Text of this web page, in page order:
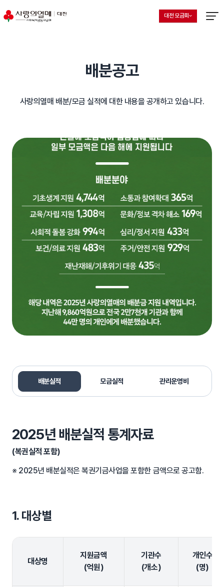
지회 선택 목록 열기
현재 선택된 지회
대전 모금회
배분공고
사랑의열매 배분/모금 실적에 대한 내용을 공개하고 있습니다.
배분실적 모금실적 관리운영비
2025년 배분실적 통계자료
(복권실적 포함)
※ 2025년 배분실적은 복권기금사업을 포함한 금액으로 공고함.
1. 대상별
대상명
지원금액
(억원)
기관수
(개소)
개인수
(명)